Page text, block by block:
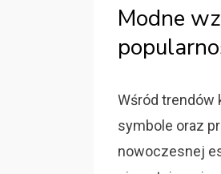
Modne
Wśród trendów
symbole oraz
nowoczesnej